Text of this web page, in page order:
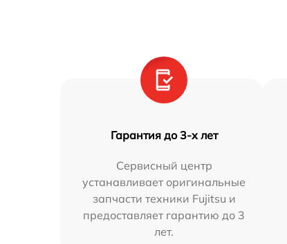
Гарантия до 3-х лет
Сервисный центр
устанавливает оригинальные
запчасти техники Fujitsu и
предоставляет гарантию до 3
лет.